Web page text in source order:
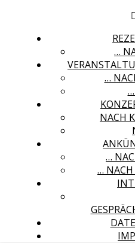
…
…
NACH
…
… NACH